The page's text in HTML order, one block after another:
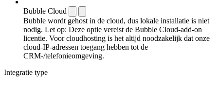
Bubble Cloud
Bubble wordt gehost in de cloud, dus lokale installatie is niet
nodig. Let op: Deze optie vereist de Bubble Cloud-add-on
licentie. Voor cloudhosting is het altijd noodzakelijk dat onze
cloud-IP-adressen toegang hebben tot de
CRM-/telefonieomgeving.
Integratie type